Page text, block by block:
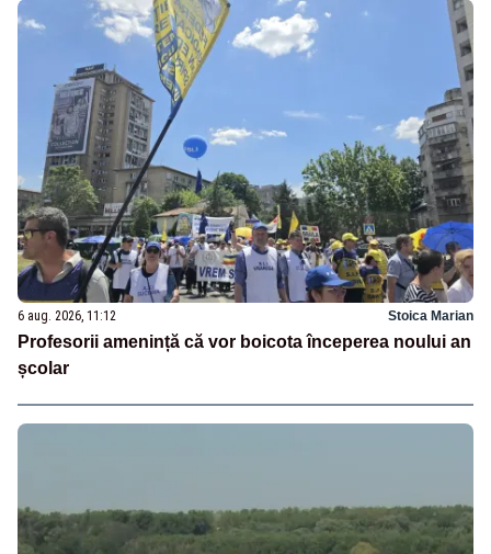
6 aug. 2026, 11:12 Stoica Marian
Profesorii amenință că vor boicota începerea noului an
școlar